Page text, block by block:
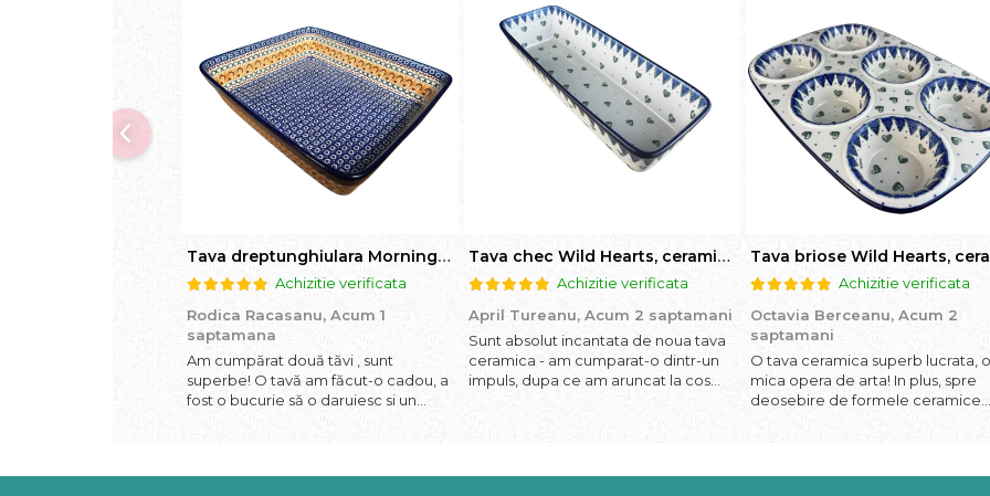
Tava dreptunghiulara Morning Sunrise, ceramica smaltuita, pictata manual, 27,0 X 32, 5 cm
Achizitie verificata
Rodica Racasanu, Acum 1
saptamana
Am cumpărat două tăvi , sunt
superbe! O tavă am făcut-o cadou, a
fost o bucurie să o daruiesc si un
Tava chec Wild Hearts, ceramica smaltuita, pictata manual, 31,0 X 12,0 cm
Achizitie verificata
April Tureanu, Acum 2 saptamani
Sunt absolut incantata de noua tava
ceramica - am cumparat-o dintr-un
impuls, dupa ce am aruncat la cos
frumoasa, o ...
Achizitie verificata
Octavia Berceanu, Acum 2
saptamani
O tava ceramica superb lucrata, o
mica opera de arta! In plus, spre
deosebire de formele ceramice